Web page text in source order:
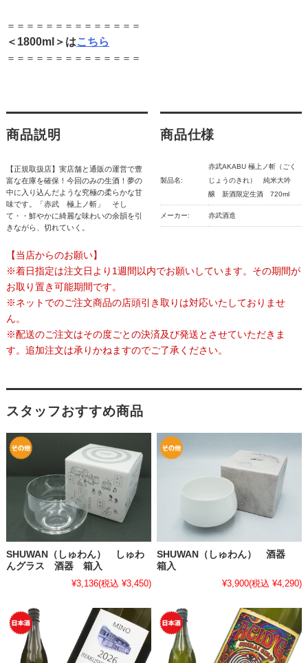
＝＝＝＝＝＝＝＝＝＝＝＝＝＝
＜1800ml＞はこちら
＝＝＝＝＝＝＝＝＝＝＝＝＝＝
商品説明
【正規取扱店】実店舗と通販の運営で豊
富な在庫を確保！今回のみの生酒！夢の
中に入り込んだような究極の柔らかな甘
味です。「赤武 極上ノ斬」 そし
て・・鮮やかに綺麗な味わいの余韻を引
きながら、切れていく。
商品仕様
製品名:
赤武AKABU 極上ノ斬（ごく
じょうのきれ） 純米大吟
醸 新酒限定生酒 720ml
メーカー: 赤武酒造
【当店からのお願い】
※着日指定は注文日より1週間以内でお願いしています。その期間が
お取り置き可能期間です。
※ネットでのご注文商品の店頭引き取りは対応いたしておりませ
ん。
※配送のご注文はその度ごとの決済及び発送とさせていただきま
す。追加注文は承りかねますのでご了承ください。
スタッフおすすめ商品
SHUWAN（しゅわん） しゅわ
んグラス 酒器 箱入
¥3,136(税込 ¥3,450)
SHUWAN（しゅわん） 酒器
箱入
¥3,900(税込 ¥4,290)